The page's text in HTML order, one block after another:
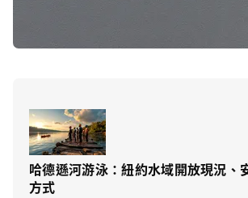
哈德遜河游泳：紐約水域開放現況、
方式